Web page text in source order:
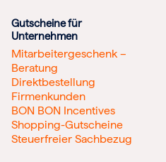
Gutscheine für
Unternehmen
Mitarbeitergeschenk –
Beratung
Direktbestellung
Firmenkunden
BON BON Incentives
Shopping-Gutscheine
Steuerfreier Sachbezug